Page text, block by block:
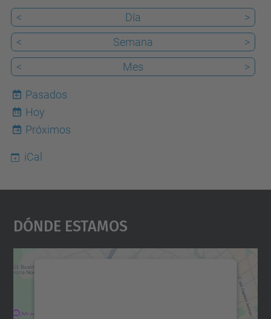
< Día
>
<
Semana
>
<
Mes >
Pasados
10
Hoy
Próximos
iCal
Dónde Estamos